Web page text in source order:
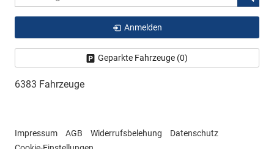
Anmelden
Geparkte Fahrzeuge (0)
6383 Fahrzeuge
Impressum AGB Widerrufsbelehung
Datenschutz